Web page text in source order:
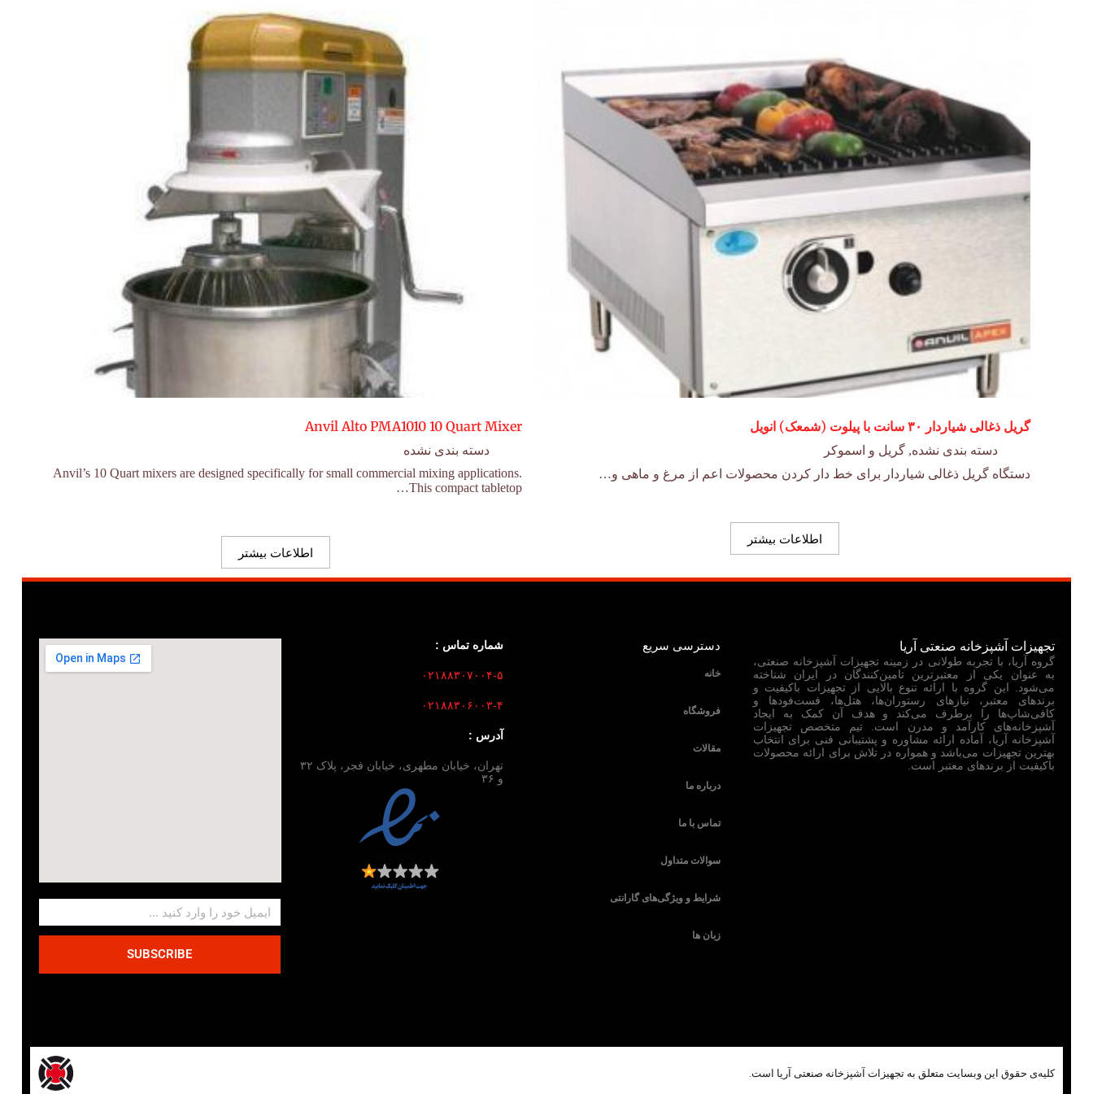
گریل ذغالی شیاردار ۳۰ سانت با پیلوت (شمعک) انویل
دسته بندی نشده, گریل و اسموکر
دستگاه گریل ذغالی شیاردار برای خط دار کردن محصولات اعم از مرغ و ماهی و…
اطلاعات بیشتر
Anvil Alto PMA1010 10 Quart Mixer
دسته بندی نشده
Anvil’s 10 Quart mixers are designed specifically for small commercial mixing applications.
This compact tabletop…
اطلاعات بیشتر
تجهیزات آشپزخانه صنعتی آریا
گروه آریا، با تجربه طولانی در زمینه تجهیزات آشپزخانه صنعتی،
به عنوان یکی از معتبرترین تامین‌کنندگان در ایران شناخته
می‌شود. این گروه با ارائه تنوع بالایی از تجهیزات باکیفیت و
برندهای معتبر، نیازهای رستوران‌ها، هتل‌ها، فست‌فودها و
کافی‌شاپ‌ها را برطرف می‌کند و هدف آن کمک به ایجاد
آشپزخانه‌های کارآمد و مدرن است. تیم متخصص تجهیزات
آشپزخانه آریا، آماده ارائه مشاوره و پشتیبانی فنی برای انتخاب
بهترین تجهیزات می‌باشد و همواره در تلاش برای ارائه محصولات
باکیفیت از برندهای معتبر است.
دسترسی سریع
خانه
فروشگاه
مقالات
درباره ما
تماس با ما
سوالات متداول
شرایط و ویژگی‌های گارانتی
زبان ها
شماره تماس :
۰۲۱۸۸۳۰۷۰۰۴-۵
۰۲۱۸۸۳۰۶۰۰۳-۴
آدرس :
تهران، خیابان مطهری، خیابان فجر، پلاک ۳۲
و ۳۶
SUBSCRIBE
کلیه‌ی حقوق این وبسایت متعلق به تجهیزات آشپزخانه صنعتی آریا است.